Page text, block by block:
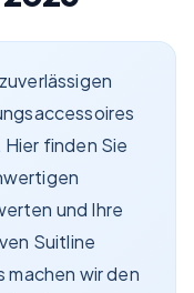
finden Sie
und Ihre
Suitline
wir den